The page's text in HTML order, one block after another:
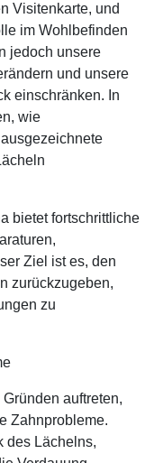
Visitenkarte, und
im Wohlbefinden
jedoch unsere
und unsere
einschränken. In
wie
bietet fortschrittliche
Ziel ist es, den
zurückzugeben,
zu
auftreten,
Zahnprobleme.
des Lächelns,